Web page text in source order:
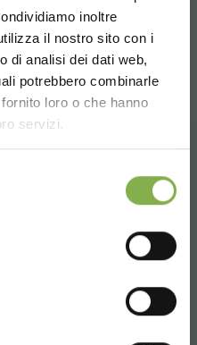
inoltre
il nostro sito con i
di analisi dei dati web,
potrebbero combinarle
loro o che hanno
servizi.
are in and your
experience
e ottieni subito
ordine *
tutti i tuoi acquisti
in fase di